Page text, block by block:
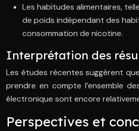
Les habitudes alimentaires,
de poids indépendant des
consommation de nicotine.
Interprétation des
Les études récentes suggèrent
prendre en compte l’ensemble
électronique sont encore
Perspectives et